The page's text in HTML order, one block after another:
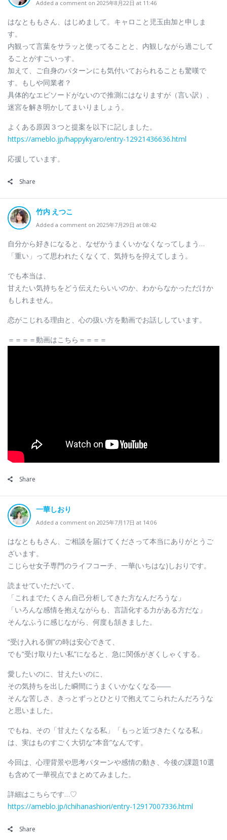
Added a comment on 2025年8月22日 at 11:46
はなとももさん、はじめまして。キャロこと児玉由加と申しま
す。
内観って言葉をサラッと使ってることと、内観しながら過ごして
ることがすごいっす。
加えて、ご自身のパターンにも気付いておられることも驚嘆で
す。もしや同業者？
具体的なエピソードがないので推測にはなりますが（言い訳）、
迷宮を解き明かしてまいりましょう。
よくある原因３つと提案を以下に記しました。
https://ameblo.jp/happykyaro/entry-12921436636.html
応援しています。
Share
竹内 えつこ
Added a comment on 2025年7月29日 at 08:42
自分から好きになると、なぜかうまくいかなくなってしまう…
「重い」って思われたくなくて、気持ちを抑えてしまう。
でも本当は、
甘えたい気持ちをどう伝えたらいいのか、わからなかっただけか
もしれません。
恋がこじれる理由と、心の扱い方を動画でお話ししています。
＝＝＝＝動画はこちら＝＝＝＝
Share
一華しおり
Added a comment on 2025年7月17日 at 14:06
はなとももさん、ご相談を届けてくださって本当にありがとうご
ざいます。
こじらせ女子専門のライフコーチ、一華(いちはな)しおりです。
読ませていただいて、
「これまでたくさん自己分析してきた方なんだろうな」
「いろんな感情を抱えながらも、言語化する力がある方だな」
そんなふうに感じながら、何度も頷きました。
“受け入れる側”の時は安心できて、
でも“受け取りたい私”になると、急に関係がぎくしゃくする。
愛したいのに、甘えたいのに、
その気持ちを出した瞬間にうまくいかなくなる――
そんな苦しさ、きっとずっとひとりで抱えてこられたんだろうな
と思いました。
でもね、その「甘えたくなる私」「もっと近づきたくなる私」
は、実はものすごく大切な“本音”なんです。
今回は、心理背景や思考パターンや感情の動き、今後の課題10選
も含めて一華視点でまとめてみました。
詳細はこちらです…♡
https://ameblo.jp/ichihanashiori/entry-12917007336.html
Share